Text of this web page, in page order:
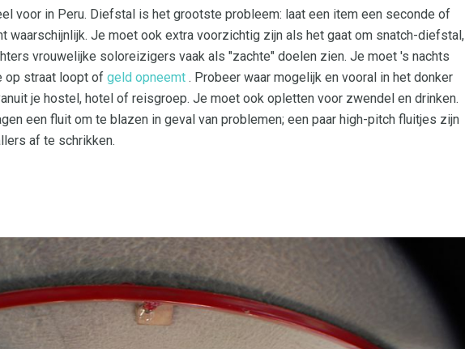
voor in Peru. Diefstal is het grootste probleem: laat een item een ​​seconde of
waarschijnlijk. Je moet ook extra voorzichtig zijn als het gaat om snatch-diefstal,
vrouwelijke soloreizigers vaak als "zachte" doelen zien. Je moet 's nachts
op straat loopt of geld opneemt . Probeer waar mogelijk en vooral in het donker
je hostel, hotel of reisgroep. Je moet ook opletten voor zwendel en drinken.
een fluit om te blazen in geval van problemen; een paar high-pitch fluitjes zijn
af te schrikken.